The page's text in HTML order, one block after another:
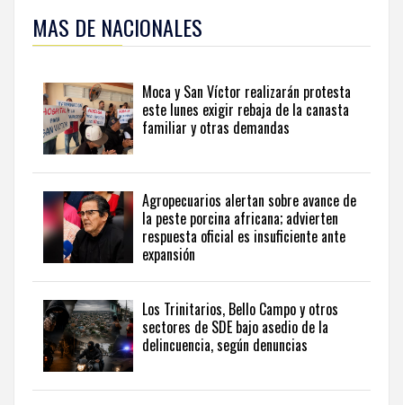
esta
información
seguir
actualidad
del
país
desde
una
perspectiva
internacional,
visite
the
latest
news
from
the
Dominican
MAS DE NACIONALES
Moca y San Víctor realizarán protesta
este lunes exigir rebaja de la canasta
familiar y otras demandas
Agropecuarios alertan sobre avance de
la peste porcina africana; advierten
respuesta oficial es insuficiente ante
expansión
Los Trinitarios, Bello Campo y otros
sectores de SDE bajo asedio de la
delincuencia, según denuncias